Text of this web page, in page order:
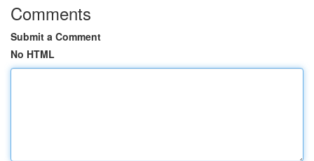
Comments
Submit a Comment
No HTML